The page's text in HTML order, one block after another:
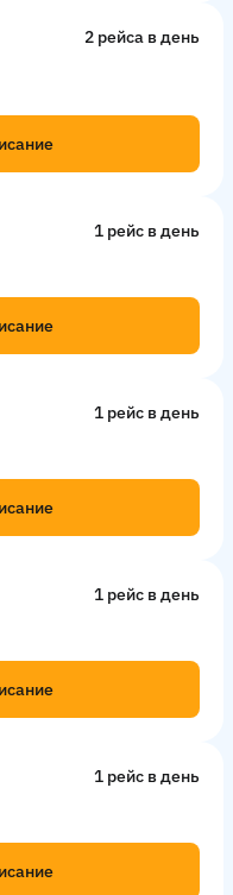
2 рейсa в день
1 рейс в день
1 рейс в день
1 рейс в день
1 рейс в день